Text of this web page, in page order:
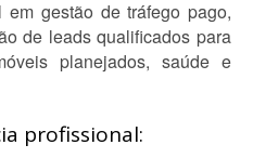
gestão de tráfego pago,
de leads qualificados para
planejados, saúde e
profissional: